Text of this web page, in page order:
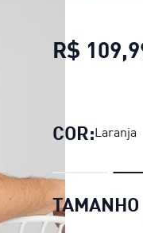
R$
COR:Laranja
TAMANHO